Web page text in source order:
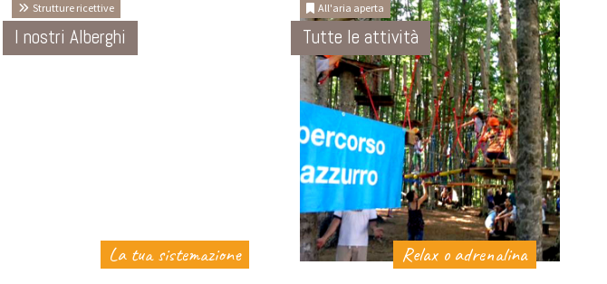
I nostri Alberghi
La tua sistemazione
Strutture ricettive
Tutte le attività
Relax o adrenalina
All'aria aperta